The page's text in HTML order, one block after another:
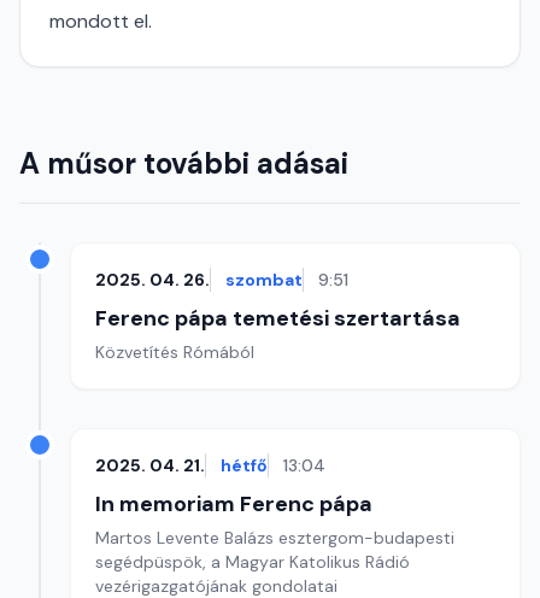
mondott el.
A műsor további adásai
2025. 04. 26. szombat 9:51
Ferenc pápa temetési szertartása
Közvetítés Rómából
2025. 04. 21. hétfő 13:04
In memoriam Ferenc pápa
Martos Levente Balázs esztergom-budapesti
segédpüspök, a Magyar Katolikus Rádió
vezérigazgatójának gondolatai